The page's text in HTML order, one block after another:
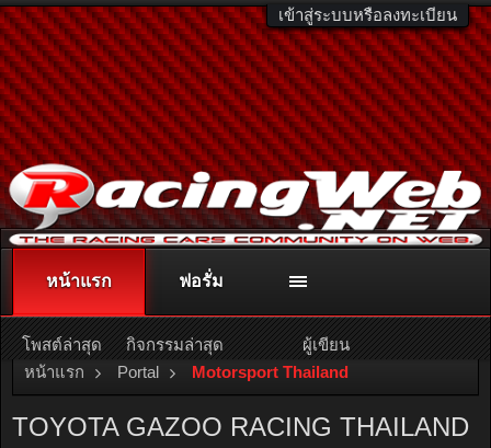
เข้าสู่ระบบหรือลงทะเบียน
ติดต่อลงโฆษณา racingweb@gmail.comหรือโทร. 081-811-1138
หรืออ่านรายละเอียดเพิ่มเติม คลิกที่นี่
หน้าแรก Portal Motorsport Thailand
TOYOTA GAZOO RACING THAILAND
หน้าแรก
โพสต์ล่าสุด กิจกรรมล่าสุด ผู้เขียน
ฟอรั่ม